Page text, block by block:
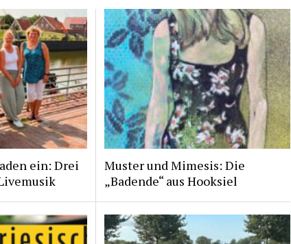
ein: Drei
Muster und Mimesis: Die
„Badende“ aus Hooksiel